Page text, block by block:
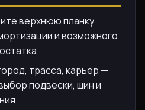
верхнюю планку
и возможного
трасса, карьер —
подвески, шин и